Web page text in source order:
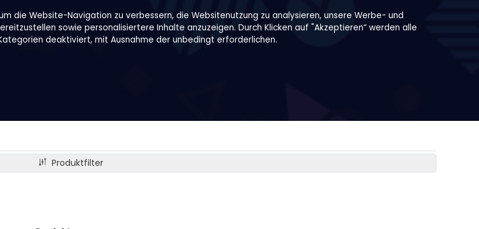
die Website-Navigation zu verbessern, die Websitenutzung zu analysieren, unsere Werbe- und
sowie personalisiertere Inhalte anzuzeigen. Durch Klicken auf "Akzeptieren“ werden alle
deaktiviert, mit Ausnahme der unbedingt erforderlichen.
Produktfilter